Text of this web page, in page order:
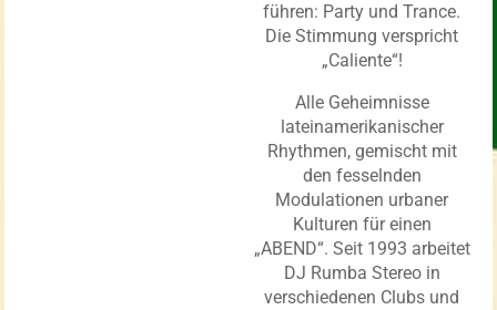
führen: Party und Trance.
Die Stimmung verspricht
„Caliente“!
Alle Geheimnisse
lateinamerikanischer
Rhythmen, gemischt mit
den fesselnden
Modulationen urbaner
Kulturen für einen
„ABEND“. Seit 1993 arbeitet
DJ Rumba Stereo in
verschiedenen Clubs und